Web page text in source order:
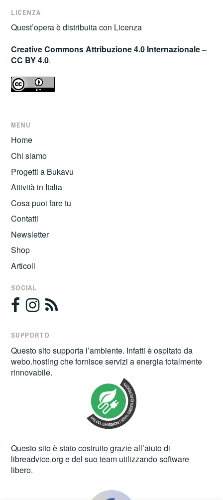
LICENZA
Quest’opera è distribuita con Licenza
Creative Commons Attribuzione 4.0 Internazionale –
CC BY 4.0.
MENU
Home
Chi siamo
Progetti a Bukavu
Attività in Italia
Cosa puoi fare tu
Contatti
Newsletter
Shop
Articoli
SOCIAL
SUPPORTO
Questo sito supporta l’ambiente. Infatti è ospitato da
webo.hosting che fornisce servizi a energia totalmente
rinnovabile.
Questo sito è stato costruito grazie all’aiuto di
libreadvice.org e del suo team utilizzando software
libero.